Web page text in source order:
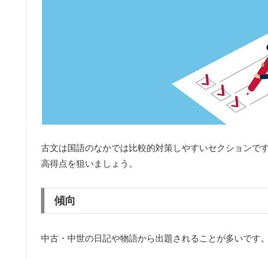
古文は国語のなかでは比較的対策しやすいセクションで
高得点を狙いましょう。
傾向
中古・中世の日記や物語から出題されることが多いです。